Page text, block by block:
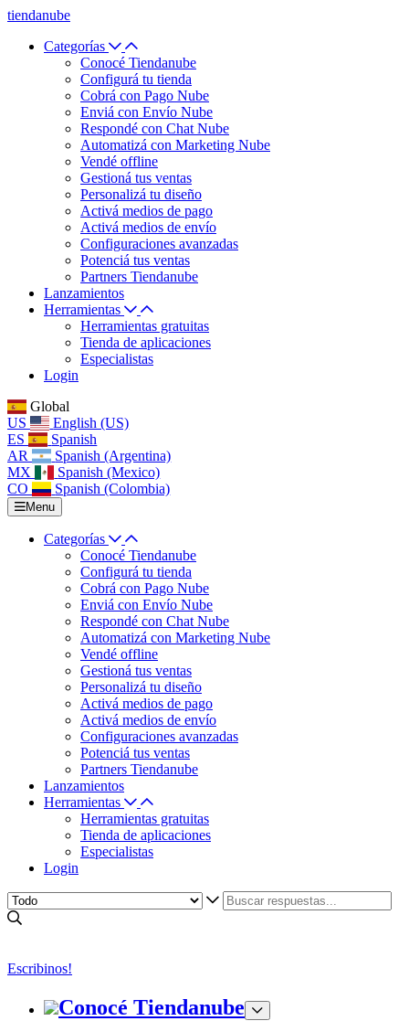
tiendanube
Categorías
Conocé Tiendanube
Configurá tu tienda
Cobrá con Pago Nube
Enviá con Envío Nube
Respondé con Chat Nube
Automatizá con Marketing Nube
Vendé offline
Gestioná tus ventas
Personalizá tu diseño
Activá medios de pago
Activá medios de envío
Configuraciones avanzadas
Potenciá tus ventas
Partners Tiendanube
Lanzamientos
Herramientas
Herramientas gratuitas
Tienda de aplicaciones
Especialistas
Login
Global
US
English (US)
ES
Spanish
AR
Spanish (Argentina)
MX
Spanish (Mexico)
CO
Spanish (Colombia)
Menu
Categorías
Conocé Tiendanube
Configurá tu tienda
Cobrá con Pago Nube
Enviá con Envío Nube
Respondé con Chat Nube
Automatizá con Marketing Nube
Vendé offline
Gestioná tus ventas
Personalizá tu diseño
Activá medios de pago
Activá medios de envío
Configuraciones avanzadas
Potenciá tus ventas
Partners Tiendanube
Lanzamientos
Herramientas
Herramientas gratuitas
Tienda de aplicaciones
Especialistas
Login
Escribinos!
Conocé Tiendanube